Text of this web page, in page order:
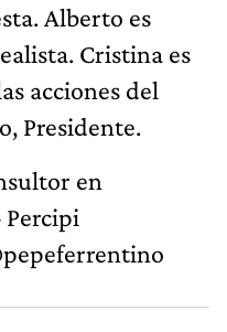
Alberto es
Cristina es
acciones del
Presidente.
en